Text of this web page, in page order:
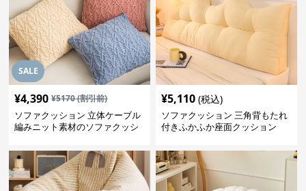
SALE
¥4,390 ¥5170(割引前)
ソファクッション 立体ケーブル
編みニット素材のソファクッシ
¥5,110 (税込)
ソファクッション 三角背もたれ
付きふかふか座面クッション